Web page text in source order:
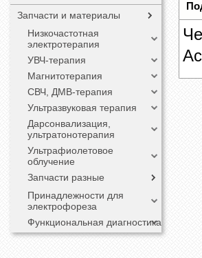
Запчасти и материалы
Низкочастотная
электротерапия
УВЧ-терапия
Магнитотерапия
СВЧ, ДМВ-терапия
Ультразвуковая терапия
Дарсонвализация,
ультратонотерапия
Ультрафиолетовое
облучение
Запчасти разные
Принадлежности для
электрофореза
Функциональная диагностика